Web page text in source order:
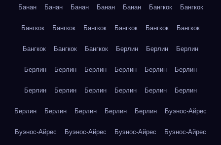
Банан Банан Банан Банан Банан Бангкок Бангкок
Бангкок Бангкок Бангкок Бангкок Бангкок Бангкок
Бангкок Бангкок Бангкок Берлин Берлин Берлин
Берлин Берлин Берлин Берлин Берлин Берлин
Берлин Берлин Берлин Берлин Берлин Берлин
Берлин Берлин Берлин Берлин Берлин Буэнос-Айрес
Буэнос-Айрес Буэнос-Айрес Буэнос-Айрес Буэнос-Айрес